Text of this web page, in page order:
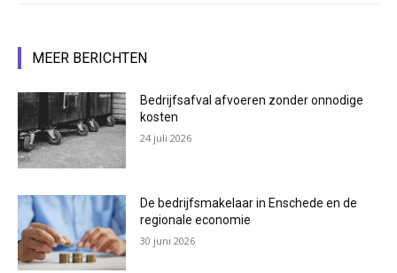
MEER BERICHTEN
Bedrijfsafval afvoeren zonder onnodige
kosten
24 juli 2026
De bedrijfsmakelaar in Enschede en de
regionale economie
30 juni 2026